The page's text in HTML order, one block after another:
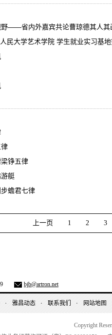
野——省内外嘉宾共论曹琼德其人其
民大学艺术学院 学生就业实习基
铮五律
艇
蟾君七律
上一页 1 2 3
bjb@artron.net
雅昌动态 联系我们 网站地图
Copyright